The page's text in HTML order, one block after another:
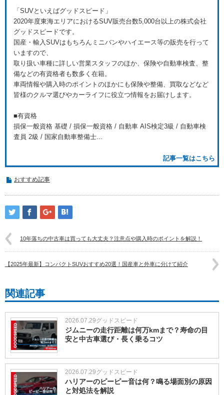
「SUVといえばグッドスピード」
2020年度東海エリアにおけるSUV販売台数5,000台以上の株式会社
グッドスピードです。
国産・輸入SUVはもちろんミニバンやハイエース等の販売を行って
いますので、
取り扱い車種に詳しい営業スタッフのほか、保険や自動車検査、整
備などの有資格者も数多く在籍。
車両情報や購入時のポイントのほかにも保険や整備、買取などなど
皆様のクルマ選びやカーライフに役立つ情報をお届けします。
■有資格
損保一般資格 基礎 / 損保一般資格 / 自動車 AIS検定3級 / 自動車検
査員 2級 / 国家自動車整備士...
記事一覧はこちら
おすすめ記事
10年落ちの中古車は買っても大丈夫？注意点や購入時のポイントを解説！
【2025年最新】コンパクトSUVおすすめ20選！国産車と外車に分けて紹介
関連記事
2026.07.29グッドスピード
ジムニーの走行距離は何万kmまで？寿命の目
安と中古車選び・長く乗るコツ
2026.07.29グッドスピード
ハリアーのピーピー音は何？鳴る場面別の原因
と対処法を解説